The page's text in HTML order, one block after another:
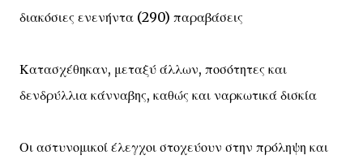
διακόσιες ενενήντα (290) παραβάσεις
Κατασχέθηκαν, μεταξύ άλλων, ποσότητες και
δενδρύλλια κάνναβης, καθώς και ναρκωτικά δισκία
Οι αστυνομικοί έλεγχοι στοχεύουν στην πρόληψη και